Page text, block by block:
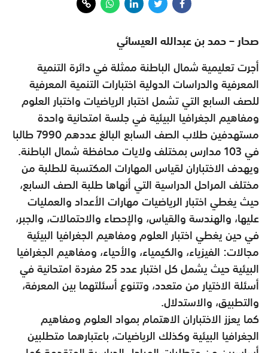
صحار – حمد بن عبدالله العيسائي
أجرت تعليمية شمال الباطنة ممثلة في دائرة التنمية
المعرفية والدراسات الدولية اختبارات التنمية المعرفية
للصف السابع التي تشمل اختبار الرياضيات واختبار العلوم
ومفاهيم الجغرافيا البيئية في جلسة امتحانية واحدة
مستهدفين طلاب الصف السابع البالغ عددهم 7990 طالبا
في 103 مدارس بمختلف ولايات محافظة شمال الباطنة.
ويهدف الاختباران لقياس المهارات المكتسبة للطلبة من
مختلف المراحل الدراسية التي أنهاها طلبة الصف السابع،
حيث يغطي اختبار الرياضيات مهارات الأعداد والعمليات
عليها، والهندسة والقياس، والإحصاء والاحتمالات، والجبر،
في حين يغطي اختبار العلوم ومفاهيم الجغرافيا البيئية
مجالات: الفيزياء، والكيمياء، والأحياء، ومفاهيم الجغرافيا
البيئية حيث يشمل كل اختبار عدد 25 مفردة امتحانية في
أسئلة الاختيار من متعدد، وتتنوع أسئلتهما بين المعرفة،
والتطبيق، والاستدلال.
كما يعزز الاختباران الاهتمام بمواد العلوم ومفاهيم
الجغرافيا البيئية وكذلك الرياضيات، باعتبارهما متطلبين